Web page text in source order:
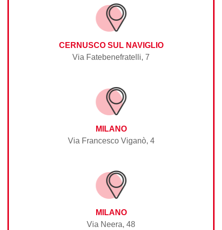
CERNUSCO SUL NAVIGLIO
Via Fatebenefratelli, 7
MILANO
Via Francesco Viganò, 4
MILANO
Via Neera, 48